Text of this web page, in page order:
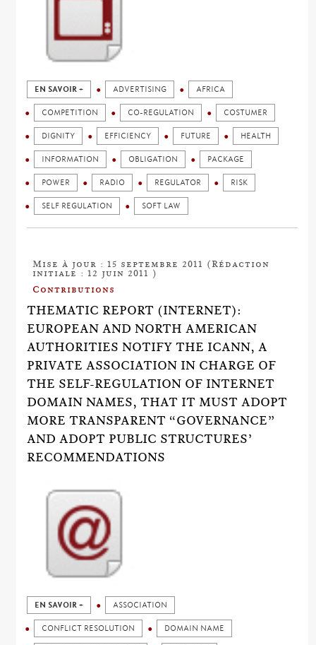
EN SAVOIR + ADVERTISING AFRICA
COMPETITION CO-REGULATION COSTUMER
DIGNITY EFFICIENCY FUTURE HEALTH
INFORMATION OBLIGATION PACKAGE
POWER RADIO REGULATOR RISK
SELF REGULATION SOFT LAW
Mise à jour : 15 septembre 2011 (Rédaction
initiale : 12 juin 2011 )
Contributions
THEMATIC REPORT (INTERNET):
EUROPEAN AND NORTH AMERICAN
AUTHORITIES NOTIFY THE ICANN, A
PRIVATE ASSOCIATION IN CHARGE OF
THE SELF-REGULATION OF INTERNET
DOMAIN NAMES, THAT IT MUST ADOPT
MORE TRANSPARENT “GOVERNANCE”
AND ADOPT PUBLIC STRUCTURES’
RECOMMENDATIONS
EN SAVOIR + ASSOCIATION
CONFLICT RESOLUTION DOMAIN NAME